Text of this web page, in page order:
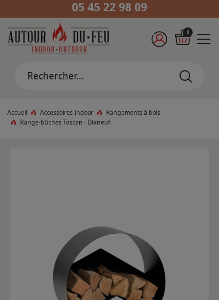
05 45 22 98 09
0
Accueil Accessoires Indoor
Rangements à bois
Range-bûches Toscan - Dixneuf